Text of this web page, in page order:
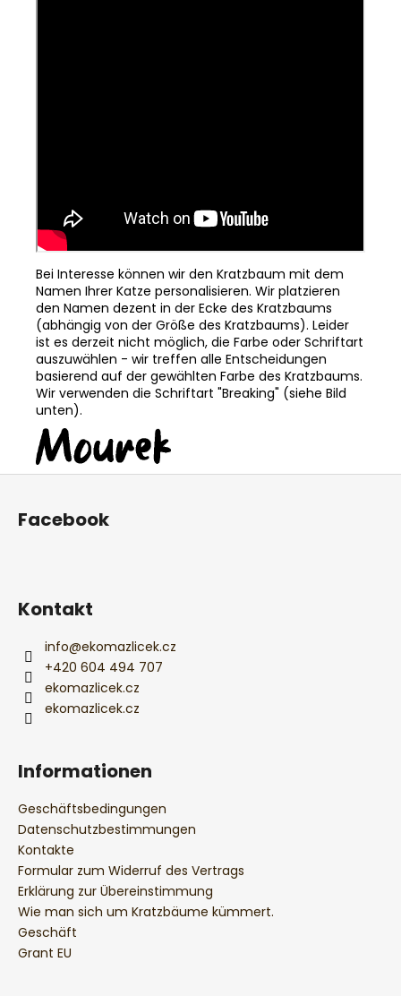
Bei Interesse können wir den Kratzbaum mit dem
Namen Ihrer Katze personalisieren. Wir platzieren
den Namen dezent in der Ecke des Kratzbaums
(abhängig von der Größe des Kratzbaums). Leider
ist es derzeit nicht möglich, die Farbe oder Schriftart
auszuwählen - wir treffen alle Entscheidungen
basierend auf der gewählten Farbe des Kratzbaums.
Wir verwenden die Schriftart "Breaking" (siehe Bild
unten).
Facebook
Kontakt
info@ekomazlicek.cz
+420 604 494 707
ekomazlicek.cz
ekomazlicek.cz
Informationen
Geschäftsbedingungen
Datenschutzbestimmungen
Kontakte
Formular zum Widerruf des Vertrags
Erklärung zur Übereinstimmung
Wie man sich um Kratzbäume kümmert.
Geschäft
Grant EU